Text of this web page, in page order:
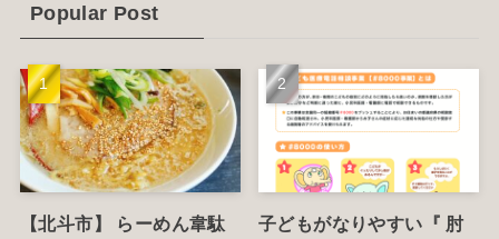
(5)
Popular Post
【北斗市】 らーめん韋駄
子どもがなりやすい『 肘